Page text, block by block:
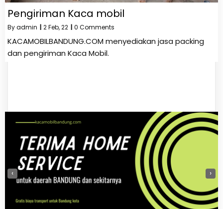
Pengiriman Kaca mobil
Byadmin | 2Feb, 22 | 0 Comments
KACAMOBILBANDUNG.COM menyediakan jasa packing
dan pengiriman Kaca Mobil.
‹ ›